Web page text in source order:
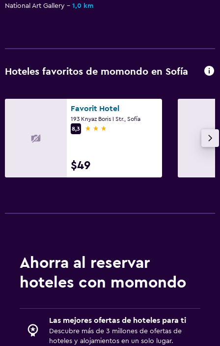
National Art Gallery
1,0 km
Hoteles favoritos de momondo en Sofía
Favorit Hotel
193 Knyaz Boris I Str., Sofía
8,3
3 estrellas
$49
Ahorra al reservar
hoteles con momondo
Las mejores ofertas de hoteles para ti
Descubre más de 3 millones de ofertas de
hoteles y alojamientos en un solo lugar.